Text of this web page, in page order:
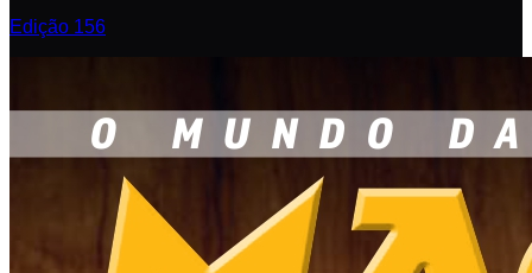
Edição 156